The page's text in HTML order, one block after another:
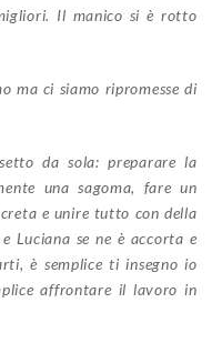
Il manico si è rotto
ma ci siamo ripromesse di
da sola: preparare la
una sagoma, fare un
e unire tutto con della
Luciana se ne è accorta e
è semplice ti insegno io
affrontare il lavoro in